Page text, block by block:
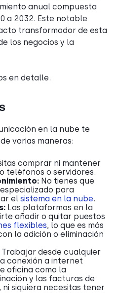
anual compuesta
a 2032. Este notable
transformador de esta
los negocios y la
en detalle.
en la nube te
varias maneras:
comprar ni mantener
teléfonos o servidores.
No tienes que
para
el sistema en la nube.
Las plataformas en la
añadir o quitar puestos
flexibles, lo que es más
la adición o eliminación
Trabajar desde cualquier
conexión a internet
oficina como la
y las facturas de
siquiera necesitas tener